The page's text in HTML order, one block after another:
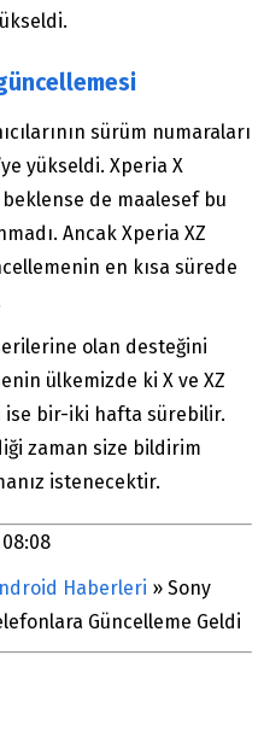
sürüm numaraları
yükseldi. Xperia X
de maalesef bu
Ancak Xperia XZ
en kısa sürede
olan desteğini
ülkemizde ki X ve XZ
ise bir-iki hafta sürebilir.
zaman size bildirim
istenecektir.
Haberleri » Sony
Güncelleme Geldi